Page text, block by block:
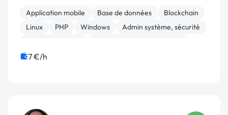
SysAdmin. Je suis actuellement Administrate...
Application mobile Base de données
Blockchain
Linux
PHP Windows
Admin système, sécurité
Site clé en main
7 €/h